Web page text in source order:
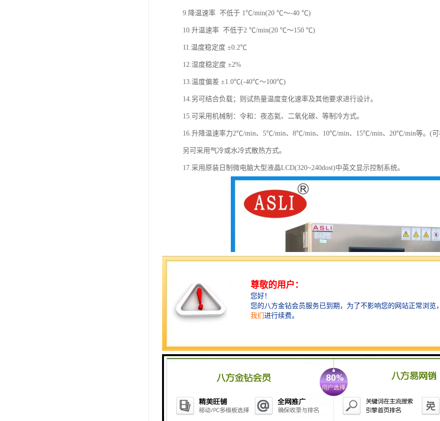
9.降温速率 不低于 1℃/min(20 ℃～-40 ℃)
10.升温速率 不低于2 ℃/min(20 ℃～150 ℃)
11.温度稳定度 ±0.2℃
12.湿度稳定度 ±2%
13.温度偏差 ±1.0℃(-40℃～100℃)
14.另可结合负载；则试热量温度变化速率及其他要求进行设计。
15.可采用机械制：令和：夜态氦、二氧化碳、等制冷方式。
16.升降温速率力2℃/min、5℃/min、8℃/min、10℃/min、15℃/min、20℃/min等。(可
另可采用气冷或水冷式散热方式。
17.采用原装日制微电脑大型液晶LCD(320~240dost)中英文显示控制系统。